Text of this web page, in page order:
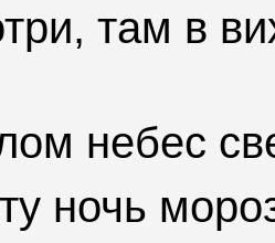
там в
небес
ночь